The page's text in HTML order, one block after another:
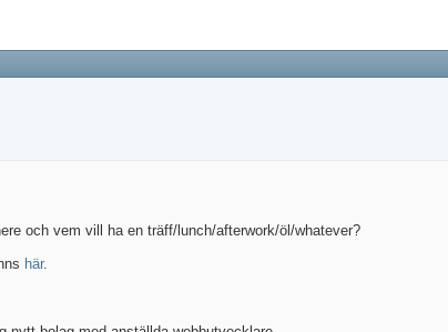
och vem vill ha en träff/lunch/afterwork/öl/whatever?
här.